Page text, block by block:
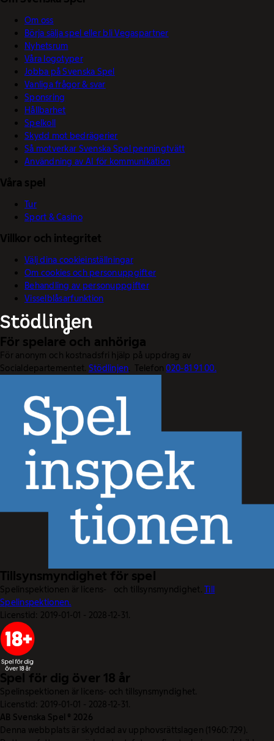
Om oss
Börja sälja spel eller bli Vegaspartner
Nyhetsrum
Våra logotyper
Jobba på Svenska Spel
Vanliga frågor & svar
Sponsring
Hållbarhet
Spelkoll
Skydd mot bedrägerier
Så motverkar Svenska Spel penningtvätt
Användning av AI för kommunikation
Våra spel
Tur
Sport & Casino
Villkor och integritet
Välj dina cookieinställningar
Om cookies och personuppgifter
Behandling av personuppgifter
Visselblåsarfunktion
För spelare och anhöriga
För anonym och kostnadsfri hjälp på uppdrag av
Socialdepartementet. Stödlinjen. Telefon020-81 91 00.
Tillsynsmyndighet för spel
Spelinspektionen är licens- och tillsynsmyndighet.Till
Spelinspektionen.
Licenstid: 2019-01-01 - 2028-12-31.
Spel för dig över 18 år
Spelinspektionen är licens- och tillsynsmyndighet.
Licenstid: 2019-01-01 - 2028-12-31.
AB Svenska Spel © 2026
Denna webbplats är skyddad av upphovsrättslagen (1960:729).